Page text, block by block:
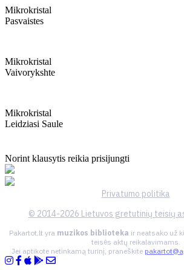
Mikrokristal
Pasvaistes
Mikrokristal
Vaivorykshte
Mikrokristal
Leidziasi Saule
Norint klausytis reikia prisijungti
Privatumo politika
© 2014-2026 Lietuvos gretutinių teisių
Pakartot.lt yra muzikos biblioteka ir neatsako už
teisės aktų reikalavimams.
Jei aptikote netinkamą turinį, praneškite